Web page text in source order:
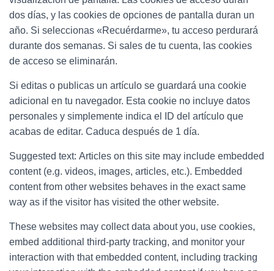
dos días, y las cookies de opciones de pantalla duran un
año. Si seleccionas «Recuérdarme», tu acceso perdurará
durante dos semanas. Si sales de tu cuenta, las cookies
de acceso se eliminarán.
Si editas o publicas un artículo se guardará una cookie
adicional en tu navegador. Esta cookie no incluye datos
personales y simplemente indica el ID del artículo que
acabas de editar. Caduca después de 1 día.
Suggested text: Articles on this site may include embedded
content (e.g. videos, images, articles, etc.). Embedded
content from other websites behaves in the exact same
way as if the visitor has visited the other website.
These websites may collect data about you, use cookies,
embed additional third-party tracking, and monitor your
interaction with that embedded content, including tracking